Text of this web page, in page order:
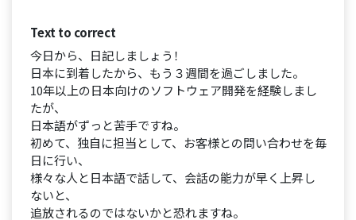
Text to correct
今日から、日記しましょう！
日本に到着したから、もう３週間を過ごしました。
10年以上の日本向けのソフトウェア開発を経験しまし
たが、
日本語がずっと苦手ですね。
初めて、独自に担当として、お客様との問い合わせを毎
日に行い、
様々な人と日本語で話して、会話の能力が早く上昇し
ないと、
追放されるのではないかと恐れますね。